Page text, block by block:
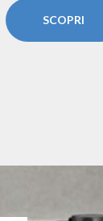
SCOPRI